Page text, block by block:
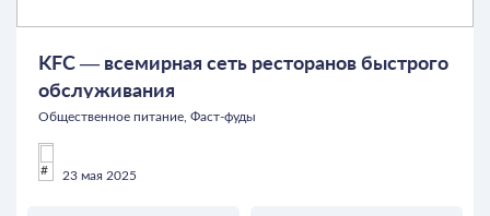
KFC — всемирная сеть ресторанов быстрого
обслуживания
Общественное питание, Фаст-фуды
23 мая 2025